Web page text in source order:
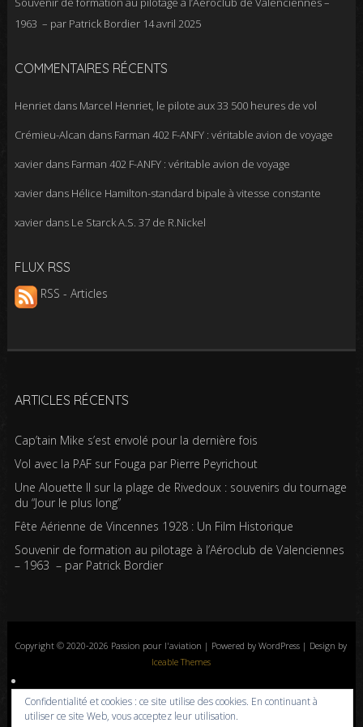
1963 – par Patrick Bordier 14 avril 2025
COMMENTAIRES RÉCENTS
Henrietdans Marcel Henriet, le pilote aux 33 500 heures de vol
Crémieu-Alcan dans Farman 402 F-ANFY : véritable avion de voyage
xavierdans Farman 402 F-ANFY : véritable avion de voyage
xavierdans Hélice Hamilton-standard bipale à vitesse constante
xavierdans Le Starck A.S. 37 de R.Nickel
FLUX RSS
RSS - Articles
ARTICLES RÉCENTS
Cap’tain Mike s’est envolé pour la dernière fois
Vol avec la PAF sur Fouga par Pierre Peyrichout
Une Alouette II sur la plage de Rivedoux : souvenirs du tournage
du “Jour le plus long”
Fête Aérienne de Vincennes 1928 : Un Film Historique
Souvenir de formation au pilotage à l’Aéroclub de Valenciennes
– 1963 – par Patrick Bordier
Copyright © 2020-2026 Passion pour l'aviation | Powered by WordPress | Design by
Iceable Themes
Accueil Blog Albums photos Histoires de l’aviation
Contrôle aérien
Livres
Liens Contact Politique de confidentialité
Confidentialité et cookies : ce site utilise des cookies. En continuant à
utiliser ce site Web, vous acceptez leur utilisation.